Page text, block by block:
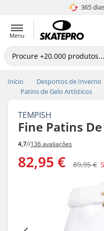
365
Menu
Início Desportos de Inverno
Patins de Gelo Artísticos
TEMPISH
Fine Patins
4,7//136 avaliações
82,95 € 89,95 €